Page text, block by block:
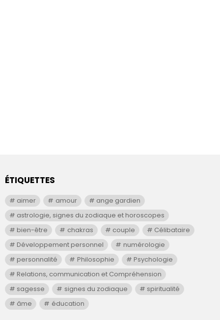
ÉTIQUETTES
aimer amour
ange gardien
astrologie, signes du zodiaque et horoscopes
bien-être
chakras couple
Célibataire
Développement personnel
numérologie
personnalité
Philosophie
Psychologie
Relations, communication et Compréhension
sagesse
signes du zodiaque
spiritualité
âme
éducation